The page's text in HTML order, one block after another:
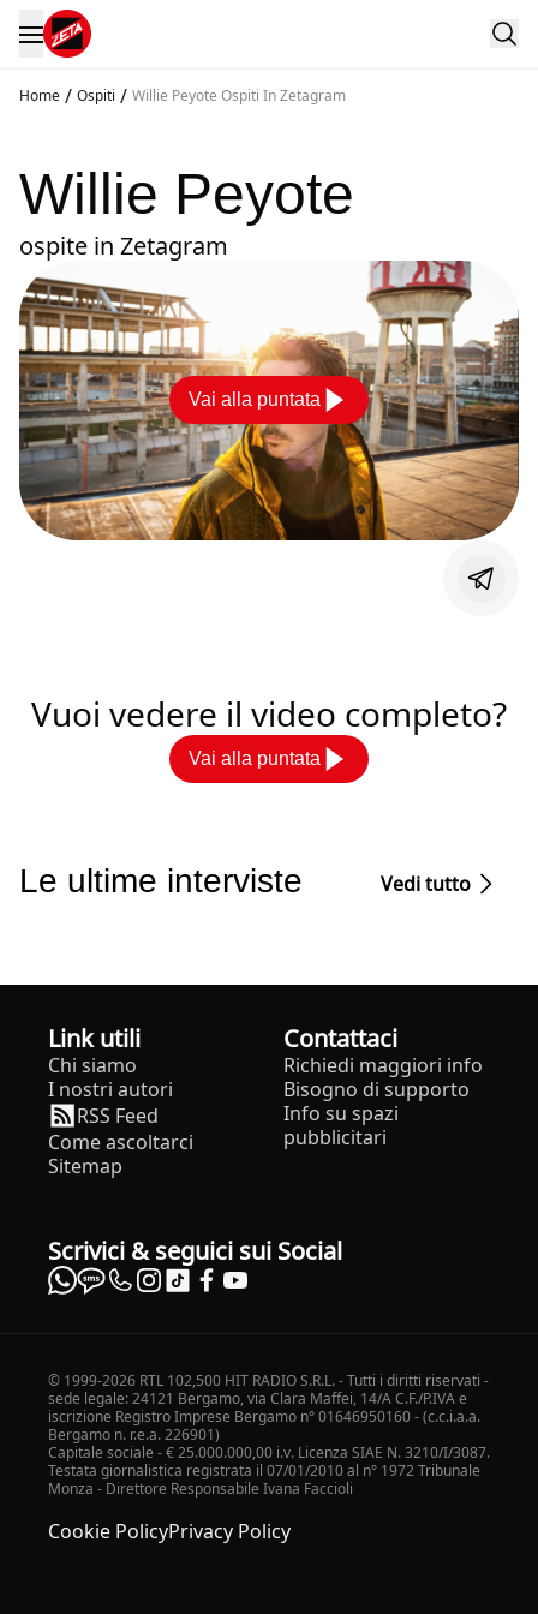
Home / Ospiti / Willie Peyote Ospiti In Zetagram
Willie Peyote
ospite in Zetagram
Vai alla puntata
Vuoi vedere il video completo?
Vai alla puntata
Le ultime interviste Vedi tutto
Link utili
Chi siamo
I nostri autori
RSS Feed
Come ascoltarci
Sitemap
Contattaci
Richiedi maggiori info
Bisogno di supporto
Info su spazi
pubblicitari
Scrivici & seguici sui Social
© 1999-2026 RTL 102,500 HIT RADIO S.R.L. - Tutti i diritti riservati -
sede legale: 24121 Bergamo, via Clara Maffei, 14/A C.F./P.IVA e
iscrizione Registro Imprese Bergamo n° 01646950160 - (c.c.i.a.a.
Bergamo n. r.e.a. 226901)
Capitale sociale - € 25.000.000,00 i.v. Licenza SIAE N. 3210/I/3087.
Testata giornalistica registrata il 07/01/2010 al n° 1972 Tribunale
Monza - Direttore Responsabile Ivana Faccioli
Cookie PolicyPrivacy Policy